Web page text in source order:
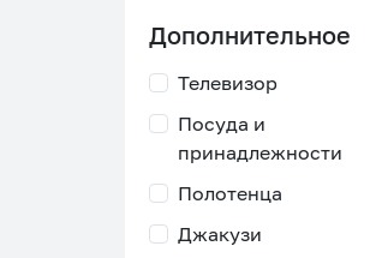
Дополнительное
Телевизор
Посуда и
принадлежности
Полотенца
Джакузи